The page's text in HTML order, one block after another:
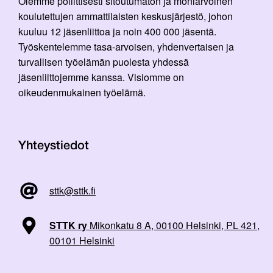
koulutettujen ammattilaisten keskusjärjestö, johon
kuuluu 12 jäsenliittoa ja noin 400 000 jäsentä.
Työskentelemme tasa-arvoisen, yhdenvertaisen ja
turvallisen työelämän puolesta yhdessä
jäsenliittojemme kanssa. Visiomme on
oikeudenmukainen työelämä.
Yhteystiedot
sttk@sttk.fi
STTK ry Mikonkatu 8 A, 00100 Helsinki, PL 421,
00101 Helsinki